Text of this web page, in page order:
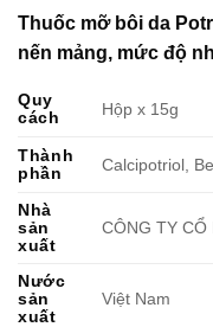
Thuốc mỡ bôi da
nến mảng, mức độ
Quy
cách
Hộp x 15g
Thành
phần
Calcipotriol,
Nhà
sản
xuất
CÔNG TY
Nước
sản
xuất
Việt Nam